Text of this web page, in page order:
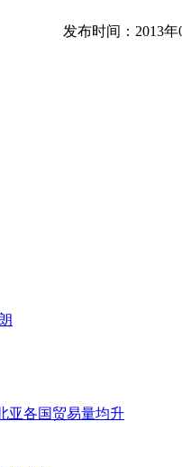
发布时间：2013年
亚各国贸易量均升